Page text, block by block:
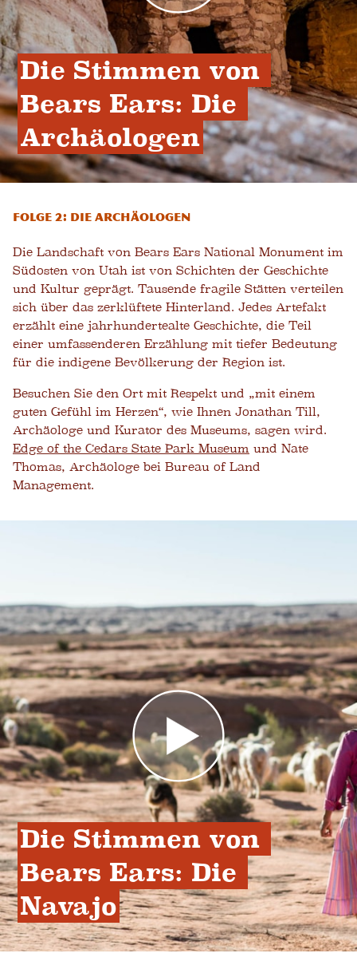
Die Stimmen von
Bears Ears: Die
Archäologen
Folge 2: Die Archäologen
Die Landschaft von Bears Ears National Monument im
Südosten von Utah ist von Schichten der Geschichte
und Kultur geprägt. Tausende fragile Stätten verteilen
sich über das zerklüftete Hinterland. Jedes Artefakt
erzählt eine jahrhundertealte Geschichte, die Teil
einer umfassenderen Erzählung mit tiefer Bedeutung
für die indigene Bevölkerung der Region ist.
Besuchen Sie den Ort mit Respekt und „mit einem
guten Gefühl im Herzen“, wie Ihnen Jonathan Till,
Archäologe und Kurator des Museums, sagen wird.
Edge of the Cedars State Park Museum und Nate
Thomas, Archäologe bei Bureau of Land
Management.
Die Stimmen von
Bears Ears: Die
Navajo